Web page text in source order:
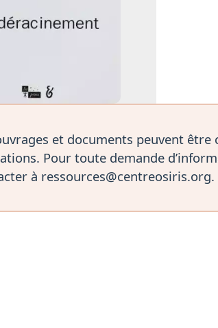
et documents peuvent
Pour toute demande
à ressources@centreosiris.org.